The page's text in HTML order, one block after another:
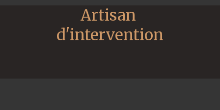
Artisan
d'intervention